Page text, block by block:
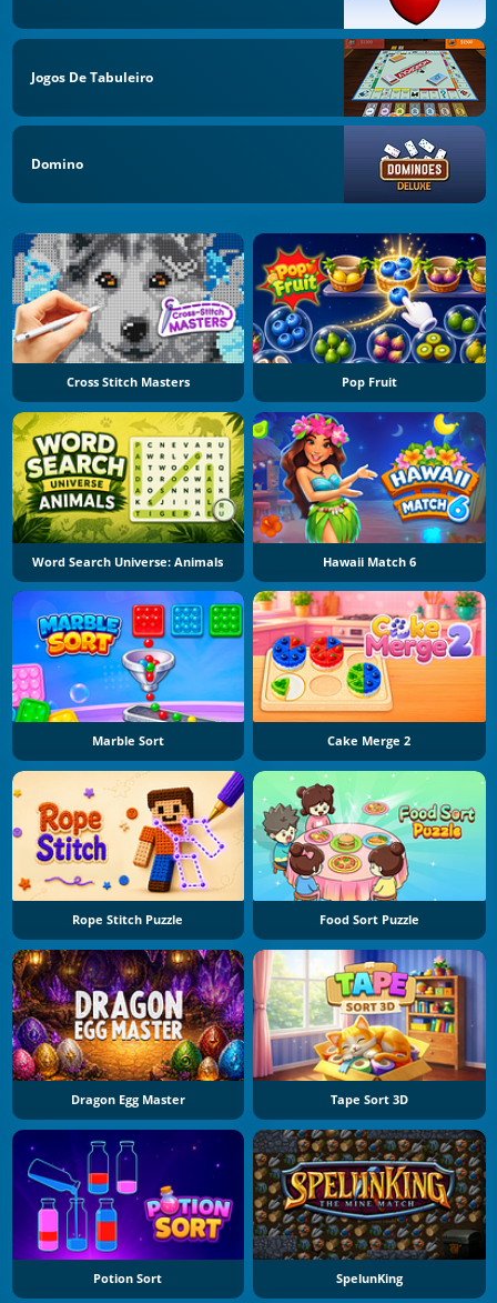
Jogos De Tabuleiro
Domino
Cross Stitch Masters Pop Fruit
Word Search Universe: Animals Hawaii Match 6
Marble Sort Cake Merge 2
Rope Stitch Puzzle Food Sort Puzzle
Dragon Egg Master Tape Sort 3D
Potion Sort SpelunKing